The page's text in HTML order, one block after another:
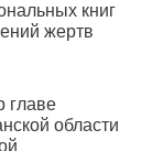
книг
жертв
главе
области